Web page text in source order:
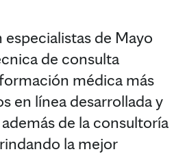
de Mayo
de consulta
médica más
en línea desarrollada y
de la consultoría
la mejor